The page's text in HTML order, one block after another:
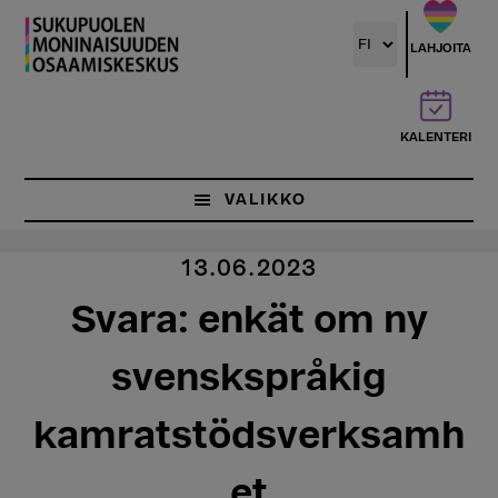
Hyppää
pääsisältöön
LAHJOITA
KALENTERI
VALIKKO
13.06.2023
Svara: enkät om ny
svenskspråkig
kamratstödsverksamh